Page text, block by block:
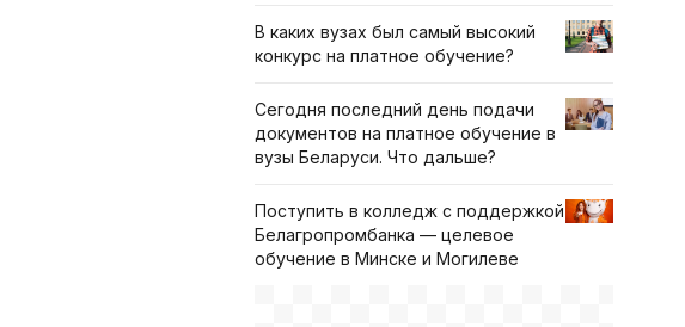
В каких вузах был самый высокий
конкурс на платное обучение?
Сегодня последний день подачи
документов на платное обучение в
вузы Беларуси. Что дальше?
Поступить в колледж с поддержкой
Белагропромбанка — целевое
обучение в Минске и Могилеве